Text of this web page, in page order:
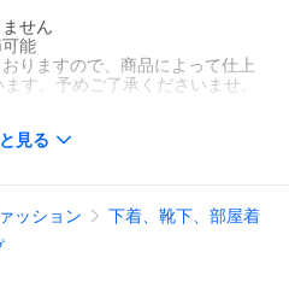
せん
能
りますので、商品によって仕上
す。予めご了承くださいませ。
％、ポリウレタン5％
ブラトップ,綿,絹,カップ裏シルク
見る
ッション
下着、靴下、部屋着